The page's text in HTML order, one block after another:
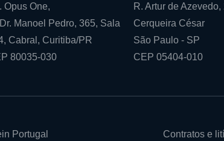
Opus One,
Manoel Pedro, 365, Sala
Cabral, Curitiba/PR
80035-030
R. Artur de Azevedo,
Cerqueira César
São Paulo - SP
CEP 05404-010
Portugal Contratos e